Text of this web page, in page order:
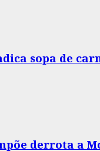
sopa de
derrota a